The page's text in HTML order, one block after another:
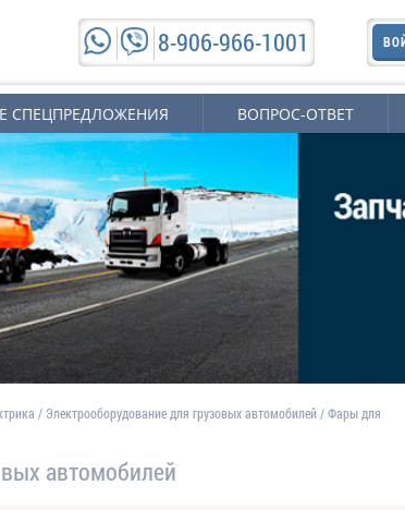
8-906-966-1001
СПЕЦПРЕДЛОЖЕНИЯ ВОПРОС-ОТВЕТ
/Электрооборудование для грузовых автомобилей /Фары для
автомобилей